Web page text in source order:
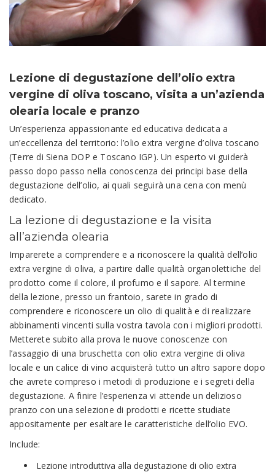
Lezione di degustazione dell’olio extra
vergine di oliva toscano, visita a un’azienda
olearia locale e pranzo
Un’esperienza appassionante ed educativa dedicata a
un’eccellenza del territorio: l’olio extra vergine d’oliva toscano
(Terre di Siena DOP e Toscano IGP). Un esperto vi guiderà
passo dopo passo nella conoscenza dei principi base della
degustazione dell’olio, ai quali seguirà una cena con menù
dedicato.
La lezione di degustazione e la visita
all’azienda olearia
Imparerete a comprendere e a riconoscere la qualità dell’olio
extra vergine di oliva, a partire dalle qualità organolettiche del
prodotto come il colore, il profumo e il sapore. Al termine
della lezione, presso un frantoio, sarete in grado di
comprendere e riconoscere un olio di qualità e di realizzare
abbinamenti vincenti sulla vostra tavola con i migliori prodotti.
Metterete subito alla prova le nuove conoscenze con
l’assaggio di una bruschetta con olio extra vergine di oliva
locale e un calice di vino acquisterà tutto un altro sapore dopo
che avrete compreso i metodi di produzione e i segreti della
degustazione. A finire l’esperienza vi attende un delizioso
pranzo con una selezione di prodotti e ricette studiate
appositamente per esaltare le caratteristiche dell’olio EVO.
Include:
Lezione introduttiva alla degustazione di olio extra